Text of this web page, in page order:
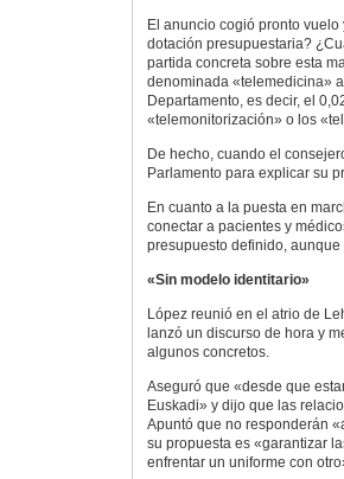
El anuncio cogió pronto
dotación presupuestaria?
partida concreta sobre esta
denominada «telemedicina»
Departamento, es decir, el
«telemonitorización» o los
De hecho, cuando el
Parlamento para explicar su
En cuanto a la puesta en
conectar a pacientes y
presupuesto definido,
«Sin modelo identitario»
López reunió en el atrio de
lanzó un discurso de hora y
algunos concretos.
Aseguró que «desde que
Euskadi» y dijo que las
Apuntó que no responderán
su propuesta es «garantizar
enfrentar un uniforme con